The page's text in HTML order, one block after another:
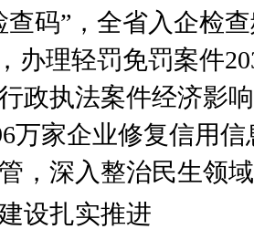
查码”，全省入企检
办理轻罚免罚案件
政执法案件经济影
万家企业修复信用
，深入整治民生领
扎实推进